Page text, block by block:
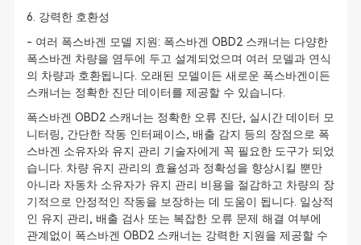
6. 강력한 호환성
- 여러 폭스바겐 모델 지원: 폭스바겐 OBD2 스캐너는 다양한
폭스바겐 차량을 염두에 두고 설계되었으며 여러 모델과 연식
의 차량과 호환됩니다. 오래된 모델이든 새로운 폭스바겐이든
스캐너는 정확한 진단 데이터를 제공할 수 있습니다.
폭스바겐 OBD2 스캐너는 정확한 오류 진단, 실시간 데이터 모
니터링, 간단한 작동 인터페이스, 배출 감지 등의 장점으로 폭
스바겐 소유자와 유지 관리 기술자에게 꼭 필요한 도구가 되었
습니다. 차량 유지 관리의 효율성과 정확성을 향상시킬 뿐만
아니라 자동차 소유자가 유지 관리 비용을 절감하고 차량의 장
기적으로 안정적인 작동을 보장하는 데 도움이 됩니다. 일상적
인 유지 관리, 배출 검사 또는 복잡한 오류 문제 해결 여부에
관계없이 폭스바겐 OBD2 스캐너는 강력한 지원을 제공할 수